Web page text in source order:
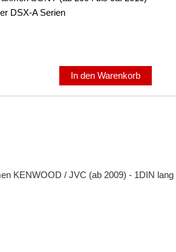
DSX-A Serien
In den Warenkorb